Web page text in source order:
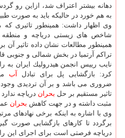
دهانه بیشتر اعتراف شد، ازاین رو
به هم خورد در حالیكه باید به صورت
وی اظهار داشت: همینطور تاثیری كه
شاخص های زیستی دریاچه و
همینطور مطالعات نشان داده تاثیر آن
تراكم آرتمیا در بخش شمالی و جنوبی
نایب رییس انجمن هیدرولیك ایران به
كرد: بازگشایی پل برای تبادل آب
ضروری می باشد و بر آن تردیدی وجود
تاثیر مستقیم بر حل بحران دریاچه
مثبت داشته و در جهت كاهش بحران
وی با اشاره به اینكه برخی نهادهای
برگردد تا كارهای بازگشایی صورت
دریاچه فرصتی است برای اجرای این